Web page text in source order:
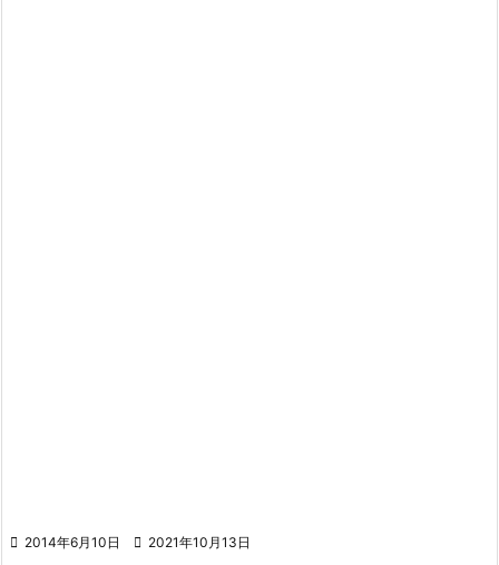
 2014年6月10日  2021年10月13日